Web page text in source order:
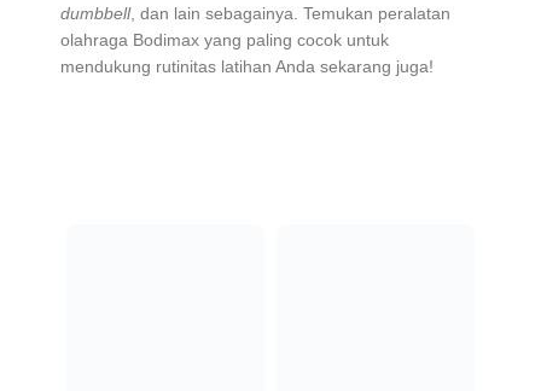
dumbbell, dan lain sebagainya. Temukan peralatan
olahraga Bodimax yang paling cocok untuk
mendukung rutinitas latihan Anda sekarang juga!